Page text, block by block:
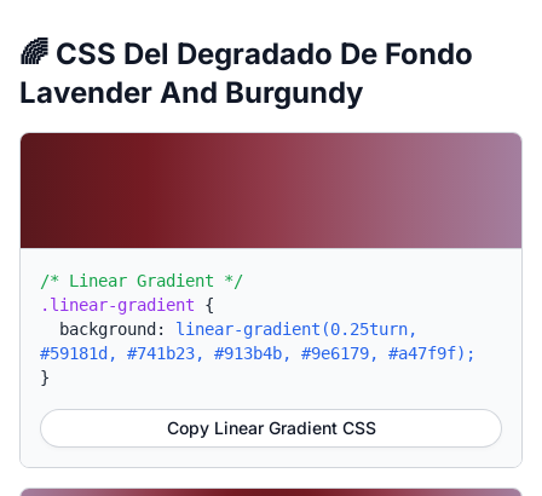
🌈 CSS Del Degradado De Fondo
Lavender And Burgundy
/* Linear Gradient */
.linear-gradient {
background: linear-gradient(0.25turn,
#59181d, #741b23, #913b4b, #9e6179, #a47f9f);
}
Copy Linear Gradient CSS